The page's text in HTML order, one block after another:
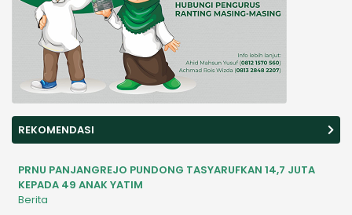
REKOMENDASI
PRNU PANJANGREJO PUNDONG TASYARUFKAN 14,7 JUTA
KEPADA 49 ANAK YATIM
Berita